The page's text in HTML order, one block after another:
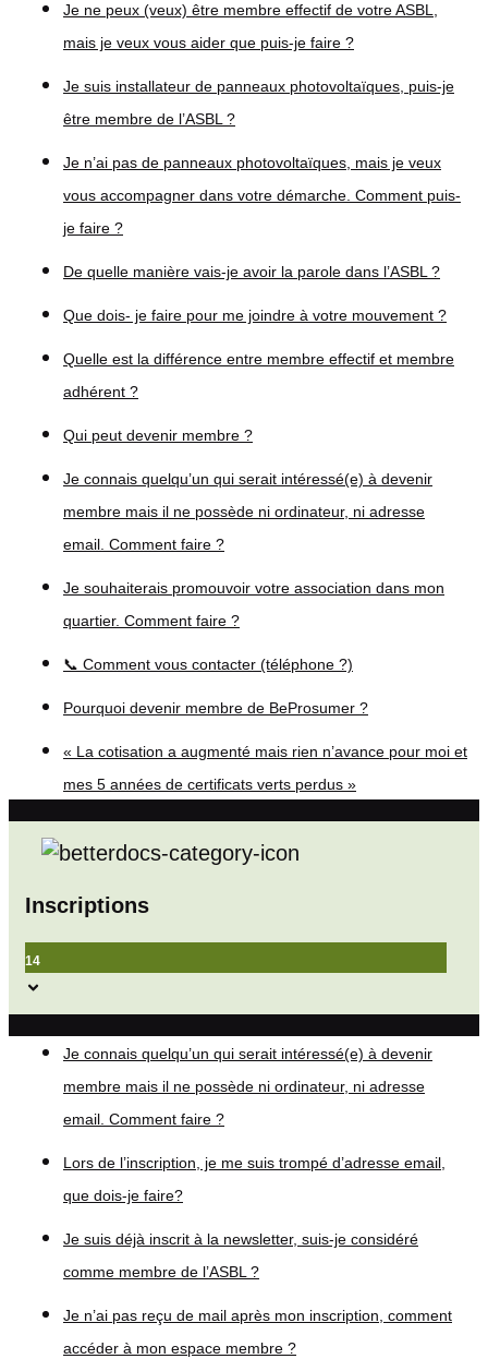
Je ne peux (veux) être membre effectif de votre ASBL,
mais je veux vous aider que puis-je faire ?
Je suis installateur de panneaux photovoltaïques, puis-je
être membre de l’ASBL ?
Je n’ai pas de panneaux photovoltaïques, mais je veux
vous accompagner dans votre démarche. Comment puis-
je faire ?
De quelle manière vais-je avoir la parole dans l’ASBL ?
Que dois- je faire pour me joindre à votre mouvement ?
Quelle est la différence entre membre effectif et membre
adhérent ?
Qui peut devenir membre ?
Je connais quelqu’un qui serait intéressé(e) à devenir
membre mais il ne possède ni ordinateur, ni adresse
email. Comment faire ?
Je souhaiterais promouvoir votre association dans mon
quartier. Comment faire ?
📞 Comment vous contacter (téléphone ?)
Pourquoi devenir membre de BeProsumer ?
« La cotisation a augmenté mais rien n’avance pour moi et
mes 5 années de certificats verts perdus »
Inscriptions
14
Je connais quelqu’un qui serait intéressé(e) à devenir
membre mais il ne possède ni ordinateur, ni adresse
email. Comment faire ?
Lors de l’inscription, je me suis trompé d’adresse email,
que dois-je faire?
Je suis déjà inscrit à la newsletter, suis-je considéré
comme membre de l’ASBL ?
Je n’ai pas reçu de mail après mon inscription, comment
accéder à mon espace membre ?